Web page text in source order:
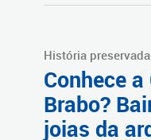
História preservada
Conhece
Brabo?
joias da